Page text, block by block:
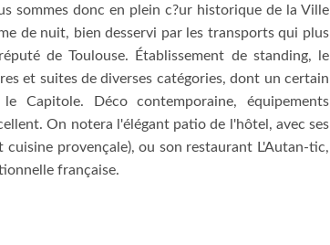
sommes donc en plein c?ur historique de la Ville
de nuit, bien desservi par les transports qui plus
de Toulouse. Établissement de standing, le
et suites de diverses catégories, dont un certain
Capitole. Déco contemporaine, équipements
On notera l'élégant patio de l'hôtel, avec ses
provençale), ou son restaurant L'Autan-tic,
française.